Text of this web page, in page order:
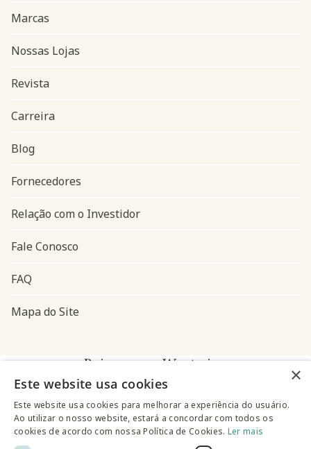
Navegação do rodapé
Marcas
Nossas Lojas
Revista
Carreira
Blog
Fornecedores
Relação com o Investidor
Fale Conosco
FAQ
Mapa do Site
Baixe o app Westwing
×
Este website usa cookies
Este website usa cookies para melhorar a experiência do usuário.
Ao utilizar o nosso website, estará a concordar com todos os
cookies de acordo com nossa Política de Cookies. Ler mais